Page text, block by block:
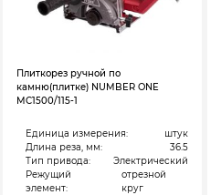
Плиткорез ручной по
камню(плитке) NUMBER ONE
MC1500/115-1
Единица измерения:
штук
Длина реза, мм:
36.5
Тип привода:
Электрический
Режущий
элемент:
отрезной
круг